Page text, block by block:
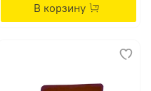
В корзину